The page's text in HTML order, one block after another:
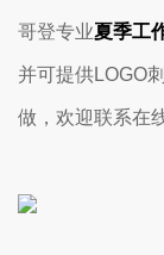
哥登专业夏季工
并可提供LOGO
做，欢迎联系在